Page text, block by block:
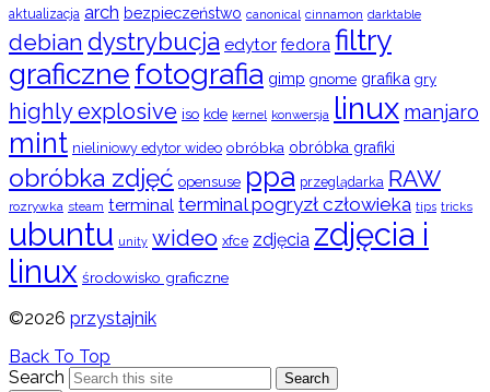
aktualizacja arch bezpieczeństwo canonical cinnamon darktable
debian dystrybucja edytor fedora filtry
graficznefotografia gimp gnome grafika gry
highly explosive iso kde kernel konwersja linux manjaro
mint nieliniowy edytor wideo obróbka obróbka grafiki
obróbka zdjęć opensuse ppa przeglądarka RAW
rozrywka steam terminal terminal pogryzł człowieka tips tricks
ubuntu unity wideo xfce zdjęcia zdjęcia i
linux środowisko graficzne
©2026 przystajnik
Back To Top
Search
Search